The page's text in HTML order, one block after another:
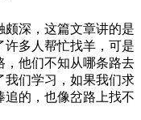
深，这篇文章讲的是
许多人帮忙找羊，可是
，他们不知从哪条路去
我们学习，如果我们求
的，也像岔路上找不